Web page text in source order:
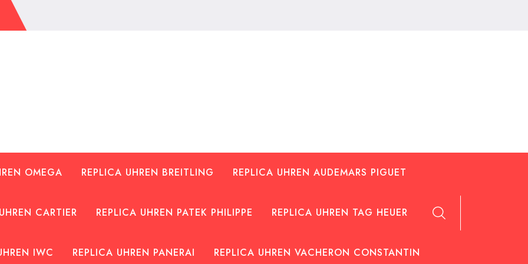
OMEGA REPLICA UHREN BREITLING REPLICA UHREN AUDEMARS PIGUET
CARTIER REPLICA UHREN PATEK PHILIPPE REPLICA UHREN TAG HEUER
IWC REPLICA UHREN PANERAI REPLICA UHREN VACHERON CONSTANTIN